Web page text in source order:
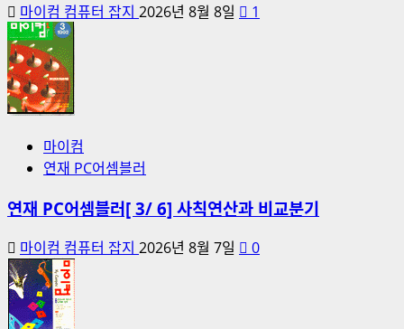
마이컴 컴퓨터 잡지 2026년 8월 8일 1
마이컴
연재 PC어셈블러
연재 PC어셈블러[ 3/ 6] 사칙연산과 비교분기
마이컴 컴퓨터 잡지 2026년 8월 7일 0